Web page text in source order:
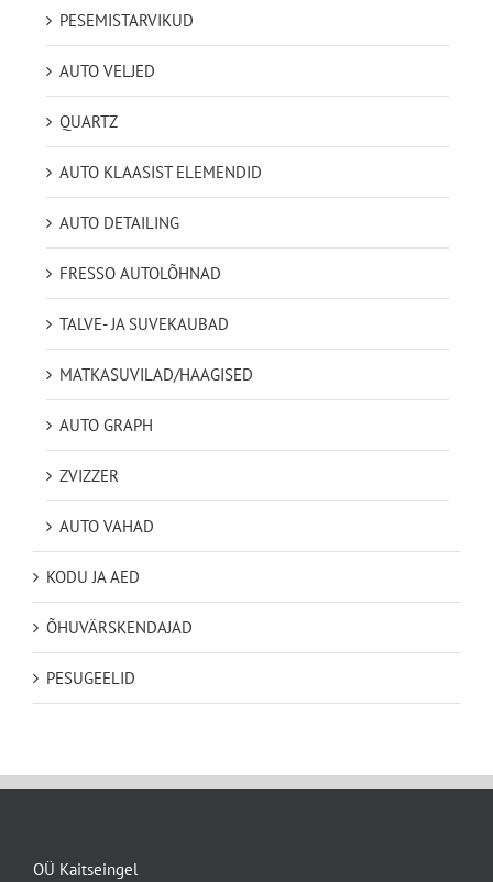
PESEMISTARVIKUD
AUTO VELJED
QUARTZ
AUTO KLAASIST ELEMENDID
AUTO DETAILING
FRESSO AUTOLÕHNAD
TALVE- JA SUVEKAUBAD
MATKASUVILAD/HAAGISED
AUTO GRAPH
ZVIZZER
AUTO VAHAD
KODU JA AED
ÕHUVÄRSKENDAJAD
PESUGEELID
OÜ Kaitseingel